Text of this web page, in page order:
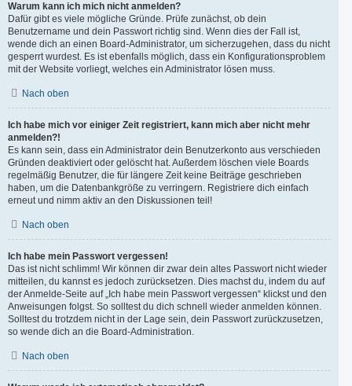
Warum kann ich mich nicht anmelden?
Dafür gibt es viele mögliche Gründe. Prüfe zunächst, ob dein
Benutzername und dein Passwort richtig sind. Wenn dies der Fall ist,
wende dich an einen Board-Administrator, um sicherzugehen, dass du nicht
gesperrt wurdest. Es ist ebenfalls möglich, dass ein Konfigurationsproblem
mit der Website vorliegt, welches ein Administrator lösen muss.
Nach oben
Ich habe mich vor einiger Zeit registriert, kann mich aber nicht mehr
anmelden?!
Es kann sein, dass ein Administrator dein Benutzerkonto aus verschieden
Gründen deaktiviert oder gelöscht hat. Außerdem löschen viele Boards
regelmäßig Benutzer, die für längere Zeit keine Beiträge geschrieben
haben, um die Datenbankgröße zu verringern. Registriere dich einfach
erneut und nimm aktiv an den Diskussionen teil!
Nach oben
Ich habe mein Passwort vergessen!
Das ist nicht schlimm! Wir können dir zwar dein altes Passwort nicht wieder
mitteilen, du kannst es jedoch zurücksetzen. Dies machst du, indem du auf
der Anmelde-Seite auf „Ich habe mein Passwort vergessen“ klickst und den
Anweisungen folgst. So solltest du dich schnell wieder anmelden können.
Solltest du trotzdem nicht in der Lage sein, dein Passwort zurückzusetzen,
so wende dich an die Board-Administration.
Nach oben